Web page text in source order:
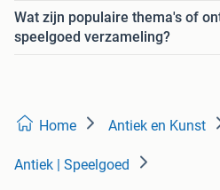
Wat zijn populaire thema's of
speelgoed verzameling?
Home Antiek en Kunst
Antiek | Speelgoed